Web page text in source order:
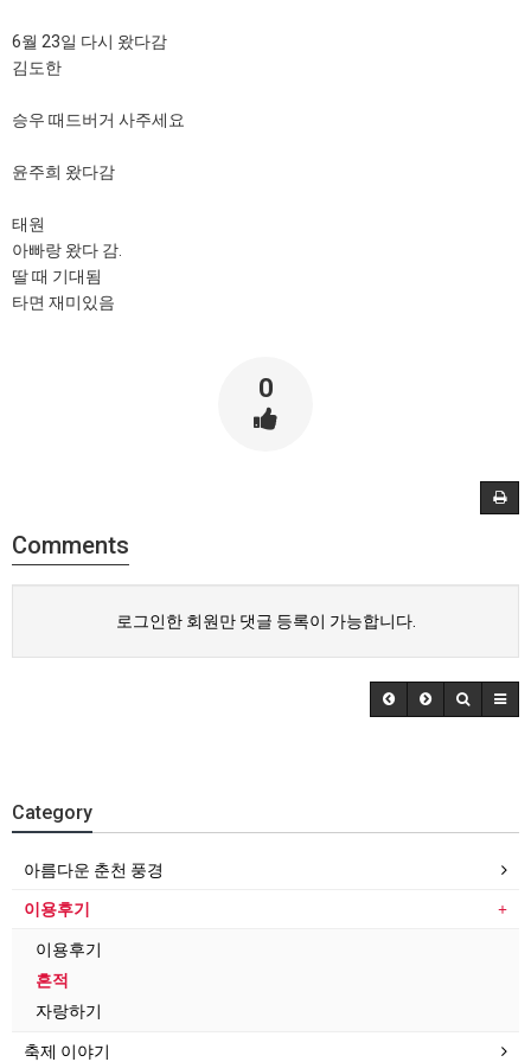
6월 23일 다시 왔다감
김도한
승우 때드버거 사주세요
윤주희 왔다감
태원
아빠랑 왔다 감.
딸 때 기대됨
타면 재미있음
0
Comments
로그인한 회원만 댓글 등록이 가능합니다.
Category
아름다운 춘천 풍경
이용후기
이용후기
흔적
자랑하기
축제 이야기